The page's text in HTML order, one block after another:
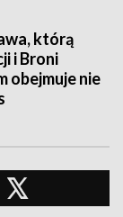
którą
i Broni
obejmuje nie